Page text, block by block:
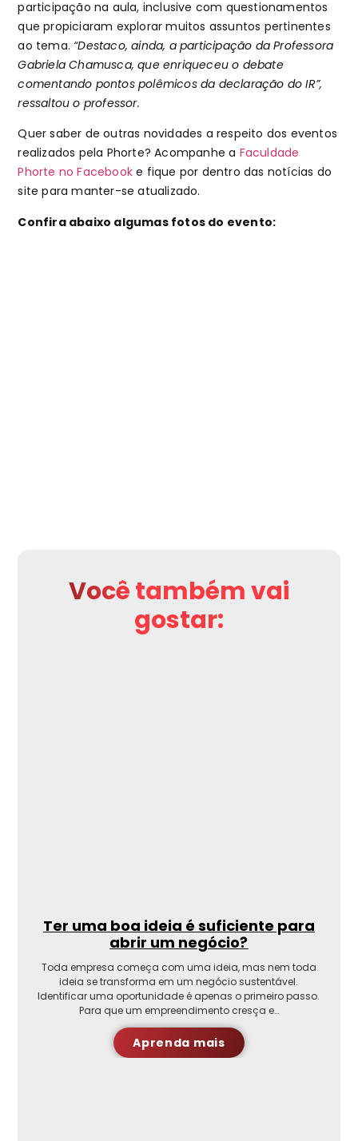
participação na aula, inclusive com questionamentos
que propiciaram explorar muitos assuntos pertinentes
ao tema. “Destaco, ainda, a participação da Professora
Gabriela Chamusca, que enriqueceu o debate
comentando pontos polêmicos da declaração do IR”,
ressaltou o professor.
Quer saber de outras novidades a respeito dos eventos
realizados pela Phorte? Acompanhe a Faculdade
Phorte no Facebook e fique por dentro das notícias do
site para manter-se atualizado.
Confira abaixo algumas fotos do evento:
Você também vai
gostar:
Ter uma boa ideia é suficiente para
abrir um negócio?
Toda empresa começa com uma ideia, mas nem toda
ideia se transforma em um negócio sustentável.
Identificar uma oportunidade é apenas o primeiro passo.
Para que um empreendimento cresça e…
Aprenda mais